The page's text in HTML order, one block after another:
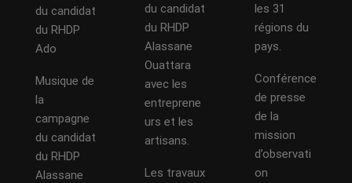
du candidat
du RHDP
Ado
Musique de
la
campagne
du candidat
du RHDP
Alassane
du candidat
du RHDP
Alassane
Ouattara
avec les
entreprene
urs et les
artisans.
Les travaux
les 31
régions du
pays.
Conférence
de presse
de la
mission
d’observati
on